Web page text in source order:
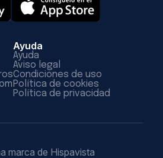
Ayuda
Ayuda
Aviso legal
Condiciones de uso
Política de cookies
Política de privacidad
marca de Hispavista